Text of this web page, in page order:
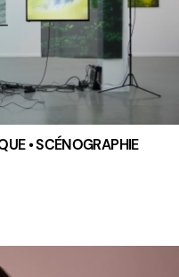
• SCÉNOGRAPHIE